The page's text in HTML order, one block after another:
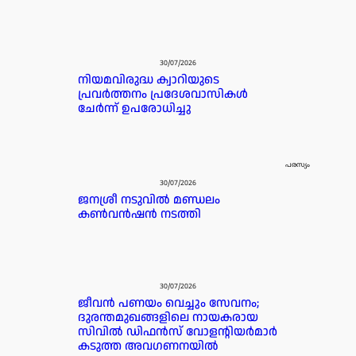
30/07/2026
നിയമവിരുദ്ധ ക്വാറിയുടെ
പ്രവർത്തനം പ്രദേശവാസികൾ
ചേർന്ന് ഉപരോധിച്ചു
പരസ്യം
30/07/2026
ജനശ്രീ നടുവിൽ മണ്ഡലം
കൺവൻഷൻ നടത്തി
30/07/2026
ജീവൻ പണയം വെച്ചും സേവനം;
ദുരന്തമുഖങ്ങളിലെ നായകരായ
സിവിൽ ഡിഫൻസ് വോളന്റിയർമാർ
കടുത്ത അവഗണനയിൽ